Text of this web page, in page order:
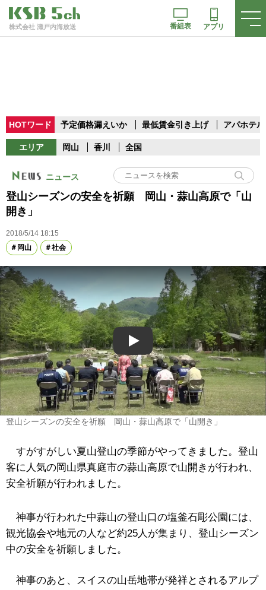
株式会社 瀬戸内海放送 番組表 アプリ
HOTワード 予定価格漏えいか 最低賃金引き上げ アパホテル
エリア 岡山 香川 全国
ニュース
登山シーズンの安全を祈願 岡山・蒜山高原で「山
開き」
2018/5/14 18:15
岡山
社会
Play
登山シーズンの安全を祈願 岡山・蒜山高原で「山開き」
すがすがしい夏山登山の季節がやってきました。登山
客に人気の岡山県真庭市の蒜山高原で山開きが行われ、
安全祈願が行われました。
神事が行われた中蒜山の登山口の塩釜石彫公園には、
観光協会や地元の人など約25人が集まり、登山シーズン
中の安全を祈願しました。
神事のあと、スイスの山岳地帯が発祥とされるアルプ